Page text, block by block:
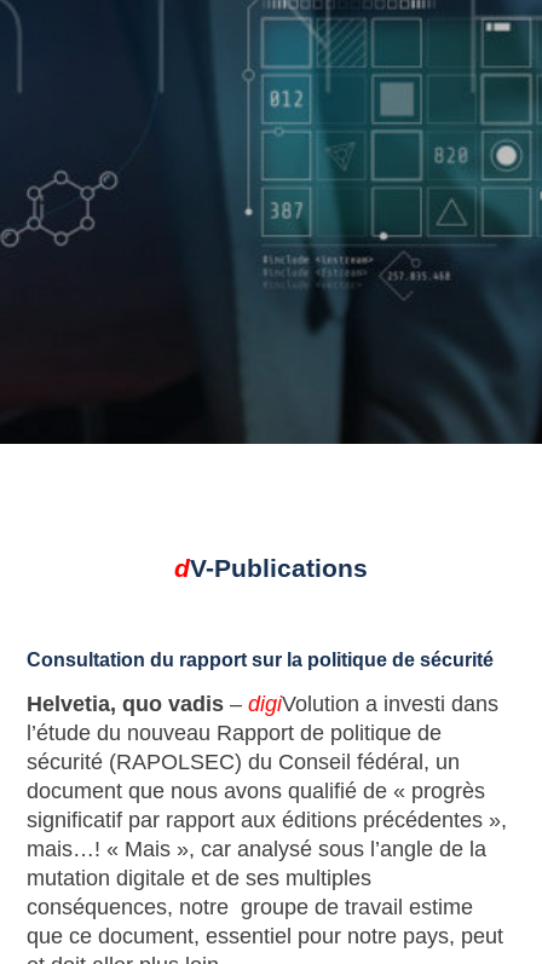
dV-Publications
Consultation du rapport sur la politique de sécurité
Helvetia, quo vadis–digiVolution a investi dans
l’étude du nouveau Rapport de politique de
sécurité (RAPOLSEC) du Conseil fédéral, un
document que nous avons qualifié de « progrès
significatif par rapport aux éditions précédentes »,
mais…! « Mais », car analysé sous l’angle de la
mutation digitale et de ses multiples
conséquences, notre groupe de travail estime
que ce document, essentiel pour notre pays, peut